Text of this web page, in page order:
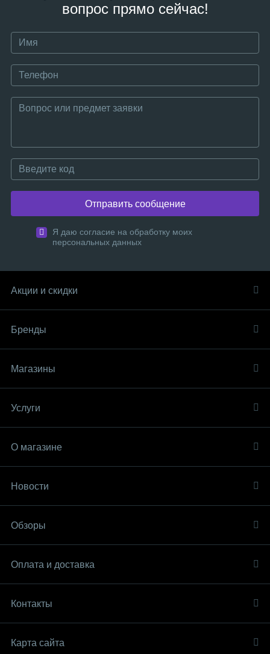
вопрос прямо сейчас!
Отправить сообщение
Я даю согласие на обработку моих
персональных данных
Акции и скидки
Бренды
Магазины
Услуги
О магазине
Новости
Обзоры
Оплата и доставка
Контакты
Карта сайта